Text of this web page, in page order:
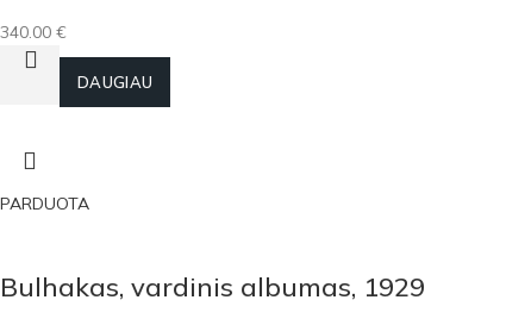
340.00 €
DAUGIAU
PARDUOTA
Bulhakas, vardinis albumas, 1929